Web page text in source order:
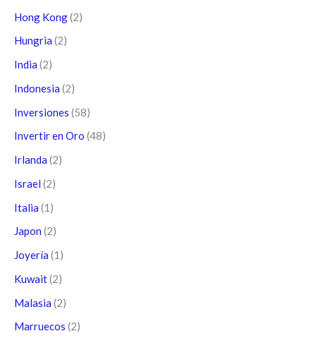
Hong Kong(2)
Hungria (2)
India (2)
Indonesia (2)
Inversiones (58)
Invertir en Oro (48)
Irlanda (2)
Israel (2)
Italia (1)
Japon (2)
Joyería (1)
Kuwait(2)
Malasia (2)
Marruecos (2)